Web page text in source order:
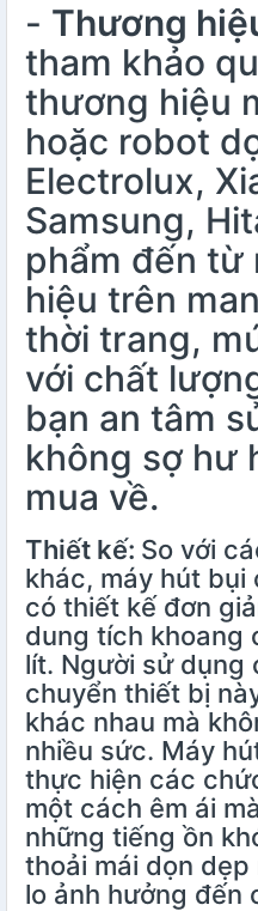
- Thương
tham khảo
thương hiệu
hoặc robot
Electrolux,
Samsung,
phẩm đến
hiệu trên
thời trang,
với chất
bạn an tâm
không sợ hư
mua về.
Thiết kế: So với
khác, máy hút bụi
có thiết kế đơn
dung tích khoang
lít. Người sử dụng
chuyển thiết bị
khác nhau mà
nhiều sức. Máy
thực hiện các
một cách êm ái
những tiếng ồn
thoải mái dọn
lo ảnh hưởng đến